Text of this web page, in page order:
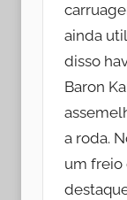
ainda
disso
Baron
a roda.
um freio